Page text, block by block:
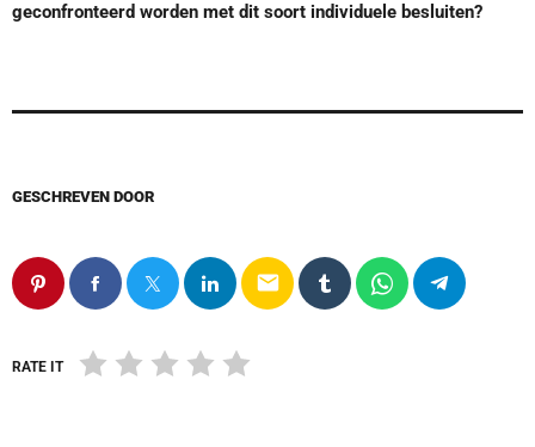
geconfronteerd worden met dit soort individuele besluiten?
GESCHREVEN DOOR
email
RATE IT